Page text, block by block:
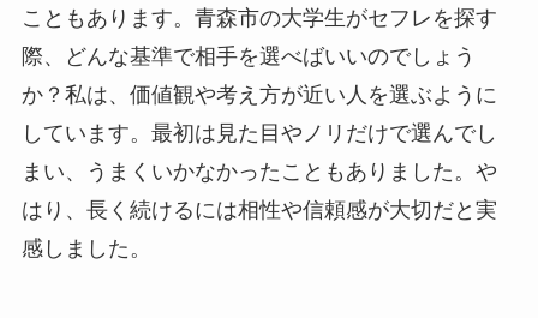
こともあります。青森市の大学生がセフレを探す
際、どんな基準で相手を選べばいいのでしょう
か？私は、価値観や考え方が近い人を選ぶように
しています。最初は見た目やノリだけで選んでし
まい、うまくいかなかったこともありました。や
はり、長く続けるには相性や信頼感が大切だと実
感しました。